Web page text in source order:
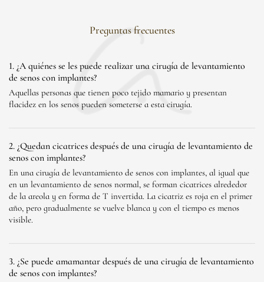
Preguntas frecuentes
1. ¿A quiénes se les puede realizar una cirugía de levantamiento
de senos con implantes?
Aquellas personas que tienen poco tejido mamario y presentan
flacidez en los senos pueden someterse a esta cirugía.
2. ¿Quedan cicatrices después de una cirugía de levantamiento de
senos con implantes?
En una cirugía de levantamiento de senos con implantes, al igual que
en un levantamiento de senos normal, se forman cicatrices alrededor
de la areola y en forma de T invertida. La cicatriz es roja en el primer
año, pero gradualmente se vuelve blanca y con el tiempo es menos
visible.
3. ¿Se puede amamantar después de una cirugía de levantamiento
de senos con implantes?